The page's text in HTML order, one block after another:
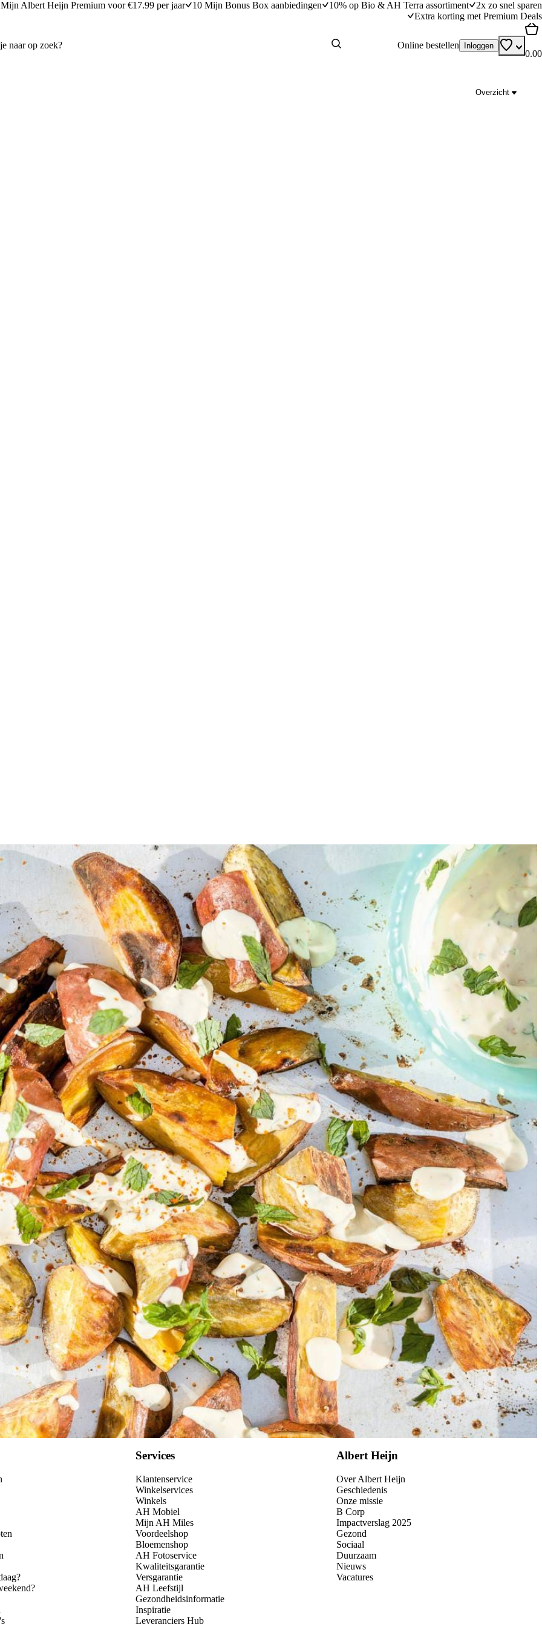
Mijn Albert Heijn Premium voor €17.99 per jaar 10 Mijn Bonus Box aanbiedingen 10% op Bio & AH Terra assortiment
2x zo snel sparen
Extra korting met Premium Deals
Online bestellen Inloggen
0.00
Overzicht
4
Kies producten
lunch barbecue lente zomer
cm. Schep ze in een kom om met de olie en wat zout, leg ze op een licht ingevette bakplaat en rooster ze ca. 20 min. in de oven. Snijd
en de chilipeper tot een dressing.
Neem de aardappelparten uit de oven, leg op een schaal en laat even afkoelen. Schenk de dressing over de aardappelen, bestrooi met de
Wat vond je van dit recept?
Services
Klantenservice
Winkelservices
Winkels
AH Mobiel
Mijn AH Miles
Voordeelshop
Bloemenshop
AH Fotoservice
Kwaliteitsgarantie
Versgarantie
AH Leefstijl
Gezondheidsinformatie
Inspiratie
Leveranciers Hub
Albert Heijn
Over Albert Heijn
Geschiedenis
Onze missie
B Corp
Impactverslag 2025
Gezond
Sociaal
Duurzaam
Nieuws
Vacatures